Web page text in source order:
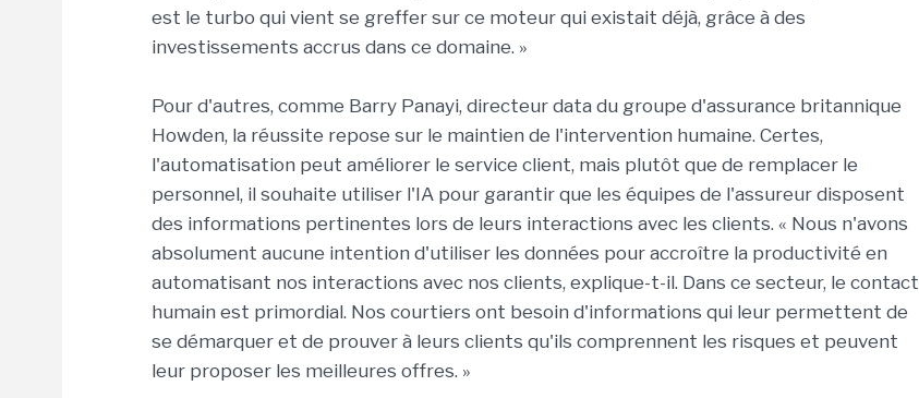
est le turbo qui vient se greffer sur ce moteur qui existait déjà, grâce à des
investissements accrus dans ce domaine. »
Pour d'autres, comme Barry Panayi, directeur data du groupe d'assurance britannique
Howden, la réussite repose sur le maintien de l'intervention humaine. Certes,
l'automatisation peut améliorer le service client, mais plutôt que de remplacer le
personnel, il souhaite utiliser l'IA pour garantir que les équipes de l'assureur disposent
des informations pertinentes lors de leurs interactions avec les clients. « Nous n'avons
absolument aucune intention d'utiliser les données pour accroître la productivité en
automatisant nos interactions avec nos clients, explique-t-il. Dans ce secteur, le contact
humain est primordial. Nos courtiers ont besoin d'informations qui leur permettent de
se démarquer et de prouver à leurs clients qu'ils comprennent les risques et peuvent
leur proposer les meilleures offres. »